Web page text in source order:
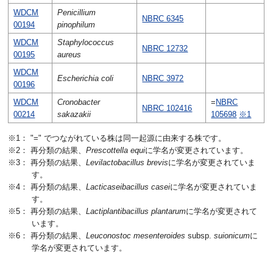
WDCM
00194
Penicillium
pinophilum
NBRC 6345
WDCM
00195
Staphylococcus
aureus
NBRC 12732
WDCM
00196
Escherichia coli NBRC 3972
WDCM
00214
Cronobacter
sakazakii
NBRC 102416
= NBRC
105698 ※1
※1： "=" でつながれている株は同一起源に由来する株です。
※2： 再分類の結果、Prescottella equiに学名が変更されています。
※3： 再分類の結果、Levilactobacillus brevisに学名が変更されていま
す。
※4： 再分類の結果、Lacticaseibacillus caseiに学名が変更されていま
す。
※5： 再分類の結果、Lactiplantibacillus plantarumに学名が変更されて
います。
※6： 再分類の結果、Leuconostoc mesenteroides subsp.suionicumに
学名が変更されています。